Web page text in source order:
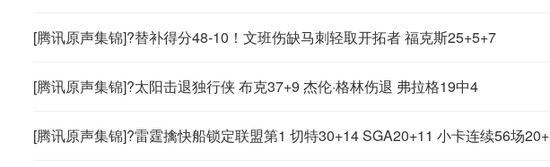
欧冠
[腾讯原声集锦]?替补得分48-10！文班伤缺马刺轻取开拓者 福克斯25+5+7
[腾讯原声集锦]?太阳击退独行侠 布克37+9 杰伦·格林伤退 弗拉格19中4
[腾讯原声集锦]?雷霆擒快船锁定联盟第1 切特30+14 SGA20+11 小卡连续56场20+